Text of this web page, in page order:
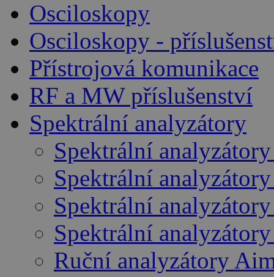
Osciloskopy
Osciloskopy -
Přístrojová komunikace
RF a MW příslušenství
Spektrální analyzátory
Spektrální
Spektrální
Spektrální
Spektrální
Ruční analyzátory